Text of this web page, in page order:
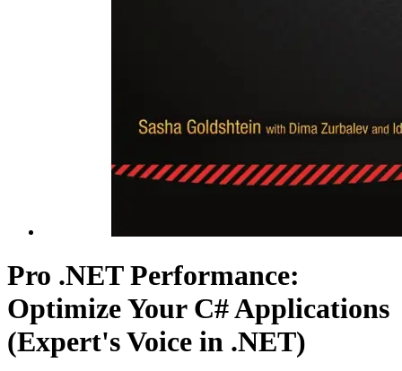
Pro .NET Performance:
Optimize Your C# Applications
(Expert's Voice in .NET)